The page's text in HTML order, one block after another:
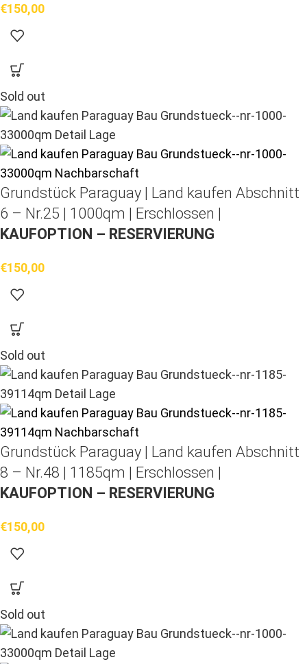
€150,00
Sold out
Grundstück Paraguay | Land kaufen Abschnitt
6 – Nr.25 | 1000qm | Erschlossen |
KAUFOPTION – RESERVIERUNG
€150,00
Sold out
Grundstück Paraguay | Land kaufen Abschnitt
8 – Nr.48 | 1185qm | Erschlossen |
KAUFOPTION – RESERVIERUNG
€150,00
Sold out